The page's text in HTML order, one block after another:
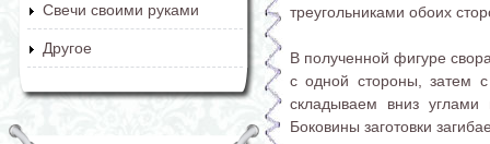
Свечи своими руками
Другое
треугольниками обоих
В полученной фигуре
с одной стороны, затем с
складываем вниз углами
Боковины заготовки